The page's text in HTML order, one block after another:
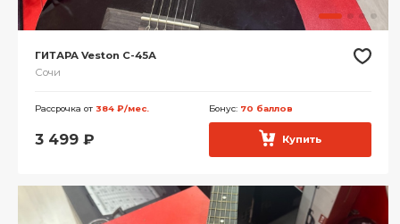
ГИТАРА Veston С-45А
Сочи
Рассрочка от 384 ₽/мес. Бонус: 70 баллов
3 499 ₽ Купить